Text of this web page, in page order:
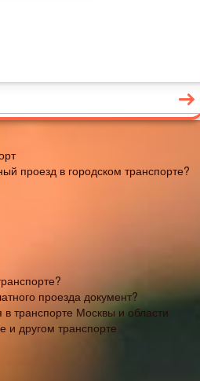
проезд в городском транспорте?
проезда документ?
транспорте Москвы и области
и другом транспорте